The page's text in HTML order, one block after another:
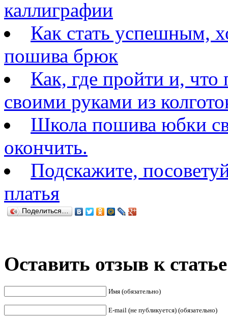
каллиграфии
Как стать успешным,
пошива брюк
Как, где пройти и,
своими руками из
Школа пошива юбки
окончить.
Подскажите,
платья
Поделиться…
Оставить отзыв к
Имя (обязательно)
E-mail (не публикуется) (обязательно)